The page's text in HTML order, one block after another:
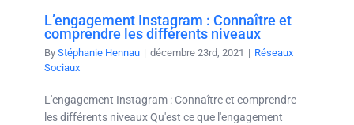
L’engagement Instagram : Connaître et
comprendre les différents niveaux
By Stéphanie Hennau | décembre 23rd, 2021 | Réseaux
Sociaux
L'engagement Instagram : Connaître et comprendre
les différents niveaux Qu'est ce que l'engagement